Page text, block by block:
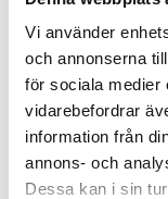
Vi använder
och annonserna
för sociala medier
vidarebefordrar
information från
annons- och
Dessa kan i sin